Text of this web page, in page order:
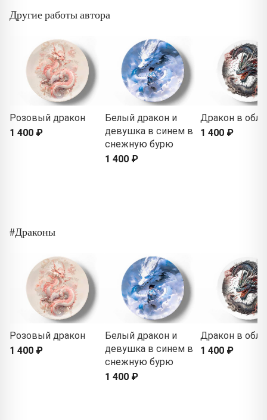
Другие работы автора
Розовый дракон
1 400 ₽
Белый дракон и
девушка в синем в
снежную бурю
1 400 ₽
Дракон в
1 400 ₽
#Драконы
Розовый дракон
1 400 ₽
Белый дракон и
девушка в синем в
снежную бурю
1 400 ₽
Дракон в
1 400 ₽